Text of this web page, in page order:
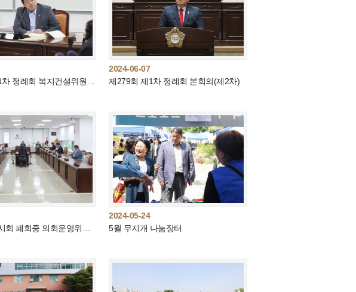
2024-06-07
제279회 제1차 정례회 본회의(제2차)
제278회 임시회 폐회중 의회운영위원회
2024-05-24
5월 무지개 나눔장터